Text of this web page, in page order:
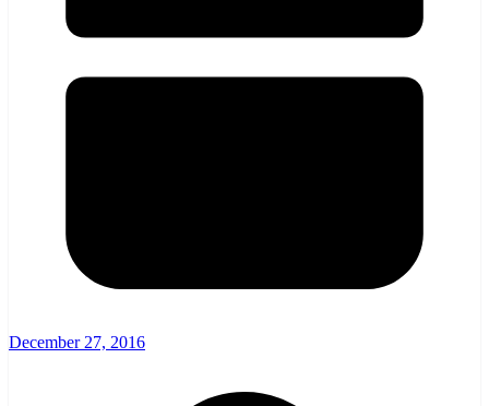
December 27, 2016